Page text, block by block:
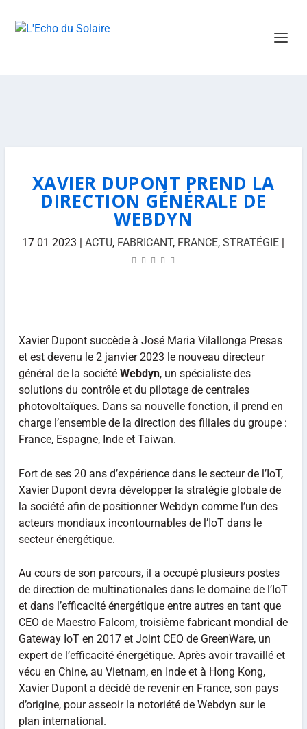
XAVIER DUPONT PREND LA
DIRECTION GÉNÉRALE DE
WEBDYN
17 01 2023 |ACTU, FABRICANT, FRANCE,STRATÉGIE |
Xavier Dupont succède à José Maria Vilallonga Presas
et est devenu le 2 janvier 2023 le nouveau directeur
général de la société Webdyn, un spécialiste des
solutions du contrôle et du pilotage de centrales
photovoltaïques. Dans sa nouvelle fonction, il prend en
charge l’ensemble de la direction des filiales du groupe :
France, Espagne, Inde et Taiwan.
Fort de ses 20 ans d’expérience dans le secteur de l’IoT,
Xavier Dupont devra développer la stratégie globale de
la société afin de positionner Webdyn comme l’un des
acteurs mondiaux incontournables de l’IoT dans le
secteur énergétique.
Au cours de son parcours, il a occupé plusieurs postes
de direction de multinationales dans le domaine de l’IoT
et dans l’efficacité énergétique entre autres en tant que
CEO de Maestro Falcom, troisième fabricant mondial de
Gateway IoT en 2017 et Joint CEO de GreenWare, un
expert de l’efficacité énergétique. Après avoir travaillé et
vécu en Chine, au Vietnam, en Inde et à Hong Kong,
Xavier Dupont a décidé de revenir en France, son pays
d’origine, pour asseoir la notoriété de Webdyn sur le
plan international.